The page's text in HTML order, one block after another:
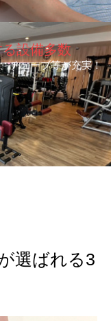
設備多数
チューブ等が充実！
選ばれる3